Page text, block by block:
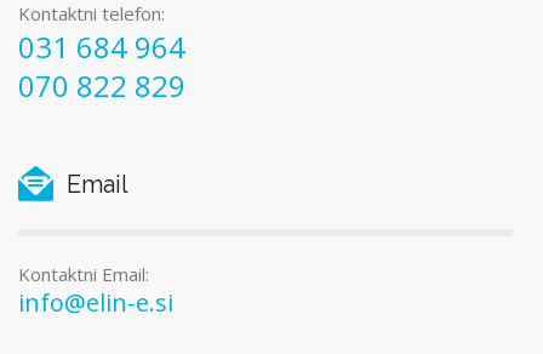
Kontaktni telefon:
031 684 964
070 822 829
Email
Kontaktni Email:
info@elin-e.si